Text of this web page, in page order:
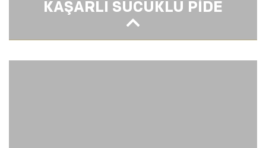
KAŞARLI SUCUKLU PİDE